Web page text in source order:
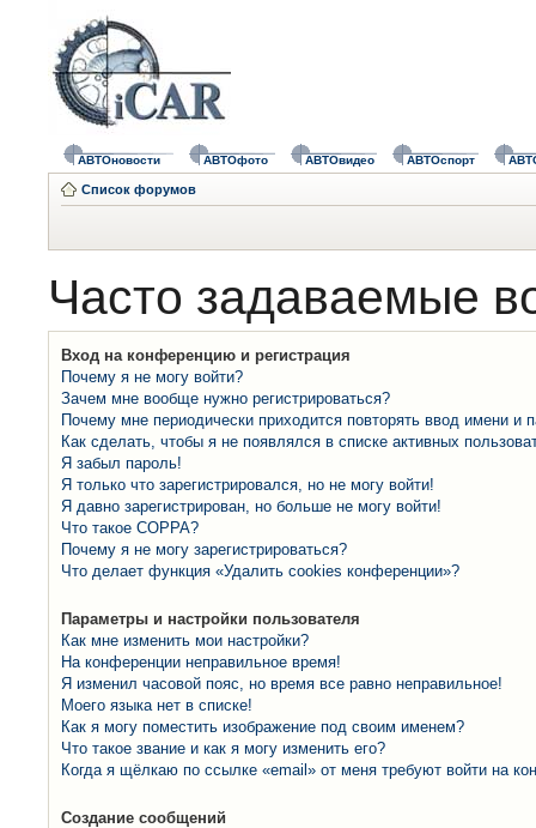
АВТОновости АВТОфото АВТОвидео АВТОспорт
Список форумов
Часто задаваемые
Вход на конференцию и регистрация
Почему я не могу войти?
Зачем мне вообще нужно регистрироваться?
Почему мне периодически приходится повторять ввод имени и
Как сделать, чтобы я не появлялся в списке активных
Я забыл пароль!
Я только что зарегистрировался, но не могу войти!
Я давно зарегистрирован, но больше не могу войти!
Что такое COPPA?
Почему я не могу зарегистрироваться?
Что делает функция «Удалить cookies конференции»?
Параметры и настройки пользователя
Как мне изменить мои настройки?
На конференции неправильное время!
Я изменил часовой пояс, но время все равно неправильное!
Моего языка нет в списке!
Как я могу поместить изображение под своим именем?
Что такое звание и как я могу изменить его?
Когда я щёлкаю по ссылке «email» от меня требуют войти на
Создание сообщений